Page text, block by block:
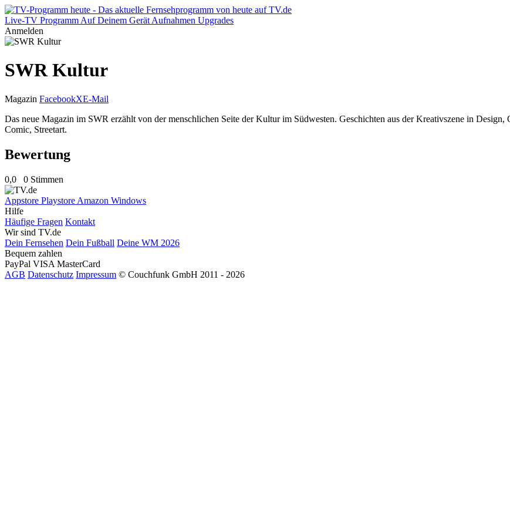
Live-TV Programm Auf Deinem Gerät Aufnahmen Upgrades
Anmelden
SWR Kultur
Magazin FacebookXE-Mail
Das neue Magazin im SWR erzählt von der menschlichen Seite der Kultur im Südwesten. Geschichten aus der Kreativszene in
Comic, Streetart.
Bewertung
0,0 0 Stimmen
Appstore Playstore Amazon Windows
Hilfe
Häufige Fragen Kontakt
Wir sind TV.de
Dein Fernsehen Dein Fußball Deine WM 2026
Bequem zahlen
PayPal VISA MasterCard
AGB Datenschutz Impressum © Couchfunk GmbH 2011 - 2026